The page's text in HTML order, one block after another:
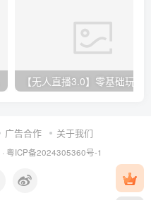
广告合作 关于我们
· 粤ICP备2024305360号-1